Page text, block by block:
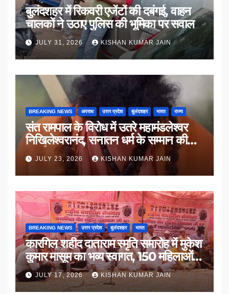
बुलंदशहर में रिकवरी एजेंटों की दबंगई, वाहन
चालकों ने उठाए पुलिस की भूमिका पर सवाल
JULY 31, 2026 KISHAN KUMAR JAIN
BREAKING NEWS अपराध उत्तर प्रदेश बुलंदशहर भारत राज्य
संत रामपाल के विरोध में उतरे महामंडलेश्वर
निखिलेश्वरानंद, सनातन धर्म के सम्मान की
उठाई मांग
JULY 23, 2026 KISHAN KUMAR JAIN
BREAKING NEWS उत्तर प्रदेश बुलंदशहर भारत
कारगिल शहीद दाताराम स्मृति समारोह में मुकेश
कुमार मासूम का भव्य स्वागत, 150 महिलाओं
का सम्मान
JULY 17, 2026 KISHAN KUMAR JAIN